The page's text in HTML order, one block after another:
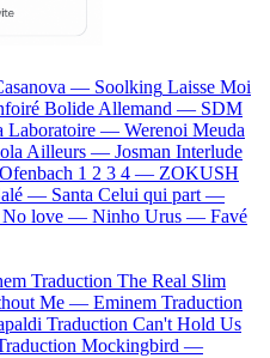
— Soolking Laisse Moi
Bolide Allemand — SDM
Laboratoire — Werenoi Meuda
Ailleurs — Josman Interlude
Ofenbach 1 2 3 4 — ZOKUSH
— Santa Celui qui part —
No love — Ninho Urus — Favé
Traduction The Real Slim
Me — Eminem Traduction
Traduction Can't Hold Us
Mockingbird —